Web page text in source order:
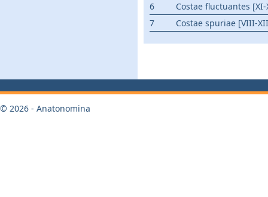
6
Costae fluctuantes
7
Costae spuriae [VIII-
© 2026 - Anatonomina